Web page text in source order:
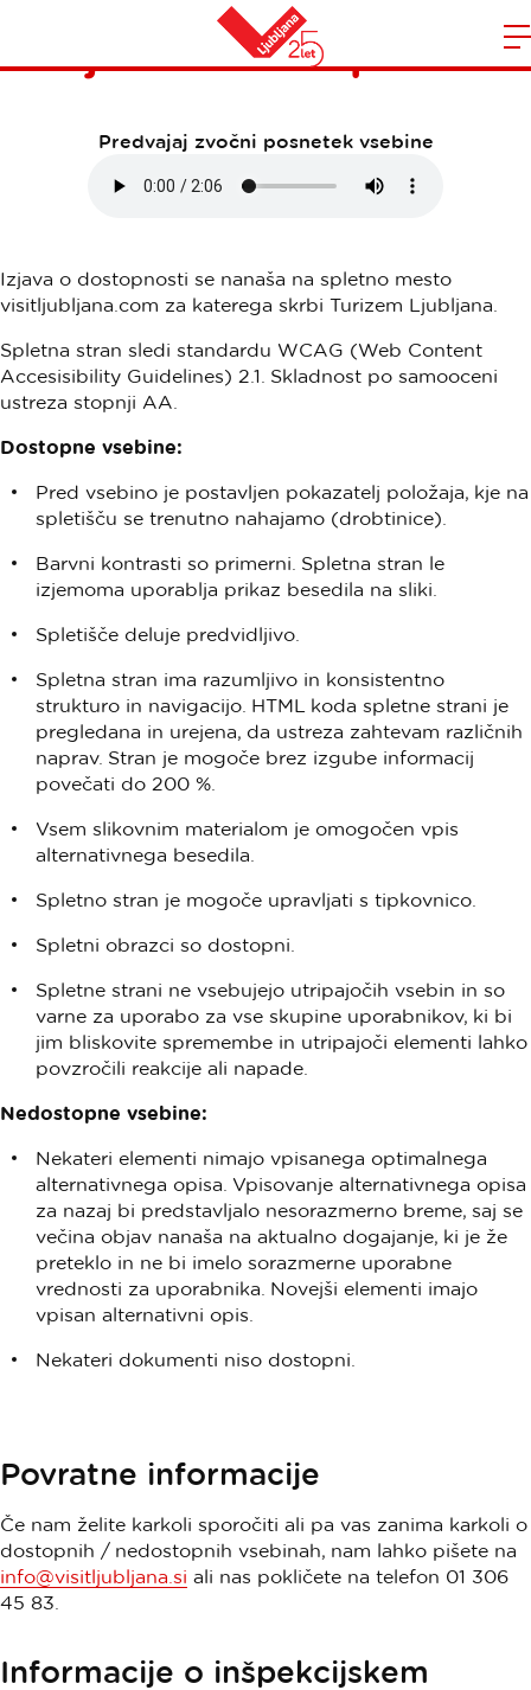
Domov
Izjava o dostopnosti
Predvajaj zvočni posnetek vsebine
Izjava o dostopnosti se nanaša na spletno mesto
visitljubljana.com za katerega skrbi Turizem Ljubljana.
Spletna stran sledi standardu WCAG (Web Content
Accesisibility Guidelines) 2.1. Skladnost po samooceni
ustreza stopnji AA.
Dostopne vsebine:
Pred vsebino je postavljen pokazatelj položaja, kje na
spletišču se trenutno nahajamo (drobtinice).
Barvni kontrasti so primerni. Spletna stran le
izjemoma uporablja prikaz besedila na sliki.
Spletišče deluje predvidljivo.
Spletna stran ima razumljivo in konsistentno
strukturo in navigacijo. HTML koda spletne strani je
pregledana in urejena, da ustreza zahtevam različnih
naprav. Stran je mogoče brez izgube informacij
povečati do 200 %.
Vsem slikovnim materialom je omogočen vpis
alternativnega besedila.
Spletno stran je mogoče upravljati s tipkovnico.
Spletni obrazci so dostopni.
Spletne strani ne vsebujejo utripajočih vsebin in so
varne za uporabo za vse skupine uporabnikov, ki bi
jim bliskovite spremembe in utripajoči elementi lahko
povzročili reakcije ali napade.
Nedostopne vsebine:
Nekateri elementi nimajo vpisanega optimalnega
alternativnega opisa. Vpisovanje alternativnega opisa
za nazaj bi predstavljalo nesorazmerno breme, saj se
večina objav nanaša na aktualno dogajanje, ki je že
preteklo in ne bi imelo sorazmerne uporabne
vrednosti za uporabnika. Novejši elementi imajo
vpisan alternativni opis.
Nekateri dokumenti niso dostopni.
Povratne informacije
Če nam želite karkoli sporočiti ali pa vas zanima karkoli o
dostopnih / nedostopnih vsebinah, nam lahko pišete na
info@visitljubljana.si ali nas pokličete na telefon 01 306
45 83.
Informacije o inšpekcijskem